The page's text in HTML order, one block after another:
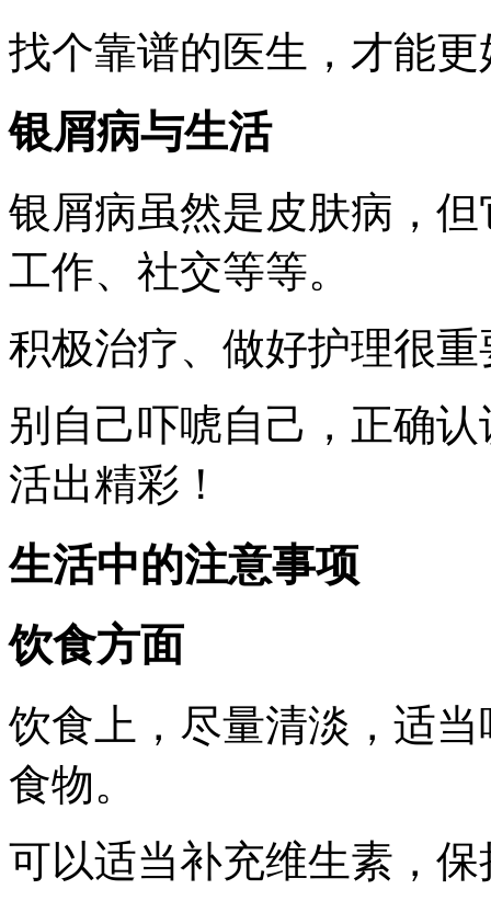
找个靠谱的医生，才能
银屑病与生活
银屑病虽然是皮肤病，
工作、社交等等。
积极治疗、做好护理很重
别自己吓唬自己，正确
活出精彩！
生活中的注意事项
饮食方面
饮食上，尽量清淡，适
食物。
可以适当补充维生素，